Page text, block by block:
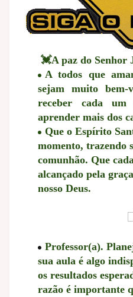
💓A paz do Senhor
A todos que
sejam muito bem-
receber cada
aprender mais dos
Que o Espírito
momento, trazendo
comunhão. Que
alcançado pela
nosso Deus.
Professor(a).
sua aula é algo
os resultados
razão é importante